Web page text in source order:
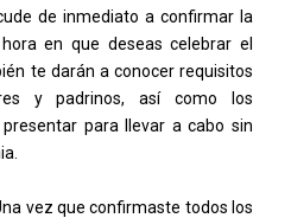
de inmediato a confirmar la
en que deseas celebrar el
te darán a conocer requisitos
y padrinos, así como los
para llevar a cabo sin
vez que confirmaste todos los